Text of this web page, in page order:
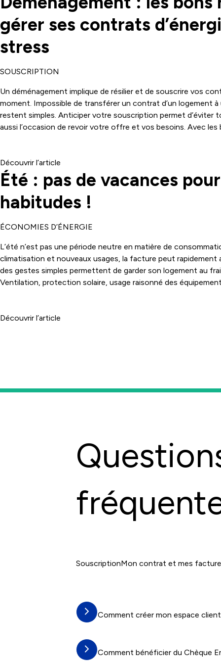
gérer ses contrats
stress
SOUSCRIPTION
Un déménagement implique de résilier et de souscrire vos
moment. Impossible de transférer un contrat d’un logement à
restent simples. Anticiper votre souscription permet d’éviter
aussi l’occasion de revoir votre offre et vos besoins. Avec
Découvrir l’article
Été : pas de vacances
habitudes !
ÉCONOMIES D’ÉNERGIE
L’été n’est pas une période neutre en matière de
climatisation et nouveaux usages, la facture peut rapidement
des gestes simples permettent de garder son logement au
Ventilation, protection solaire, usage raisonné des
Découvrir l’article
SouscriptionMon contrat et mes
Comment créer mon espace
Comment bénéficier du Chèque